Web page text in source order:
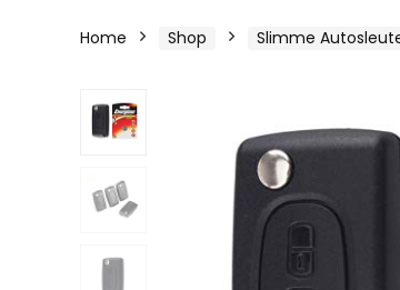
Home Shop Slimme